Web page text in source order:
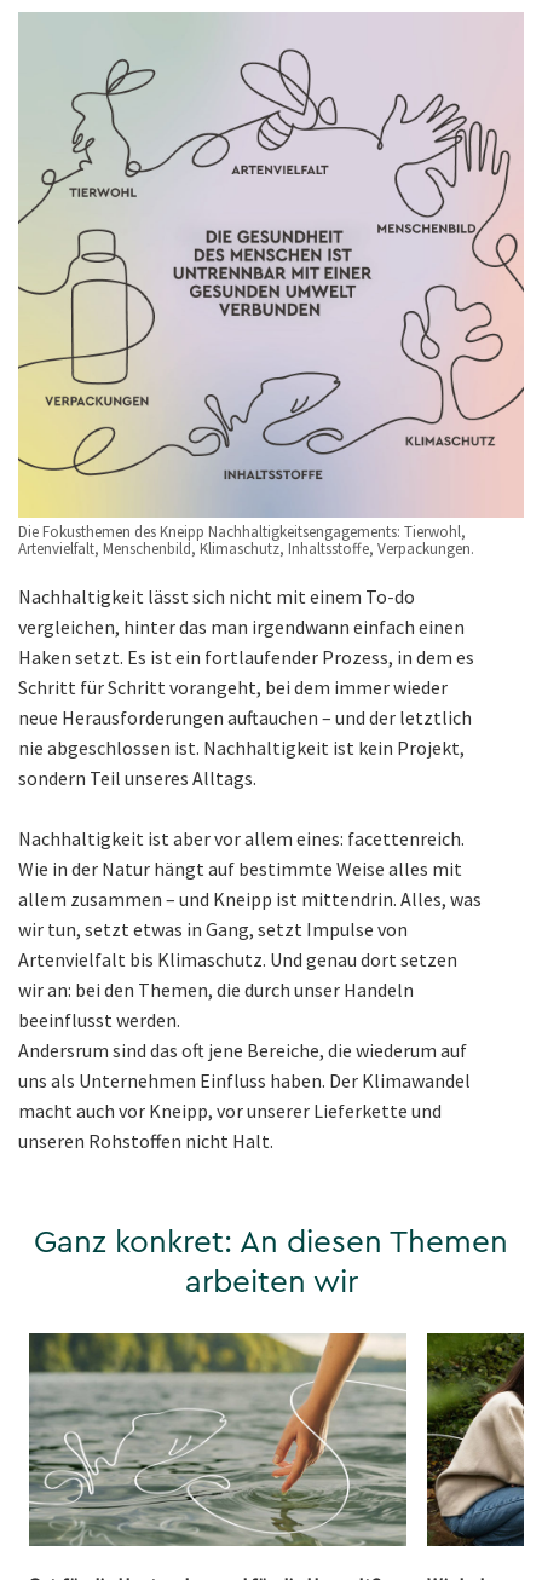
Die Fokusthemen des Kneipp Nachhaltigkeitsengagements: Tierwohl,
Artenvielfalt, Menschenbild, Klimaschutz, Inhaltsstoffe, Verpackungen.
Nachhaltigkeit lässt sich nicht mit einem To-do
vergleichen, hinter das man irgendwann einfach einen
Haken setzt. Es ist ein fortlaufender Prozess, in dem es
Schritt für Schritt vorangeht, bei dem immer wieder
neue Herausforderungen auftauchen – und der letztlich
nie abgeschlossen ist. Nachhaltigkeit ist kein Projekt,
sondern Teil unseres Alltags.
Nachhaltigkeit ist aber vor allem eines: facettenreich.
Wie in der Natur hängt auf bestimmte Weise alles mit
allem zusammen – und Kneipp ist mittendrin. Alles, was
wir tun, setzt etwas in Gang, setzt Impulse von
Artenvielfalt bis Klimaschutz. Und genau dort setzen
wir an: bei den Themen, die durch unser Handeln
beeinflusst werden.
Andersrum sind das oft jene Bereiche, die wiederum auf
uns als Unternehmen Einfluss haben. Der Klimawandel
macht auch vor Kneipp, vor unserer Lieferkette und
unseren Rohstoffen nicht Halt.
Ganz konkret: An diesen Themen
arbeiten wir